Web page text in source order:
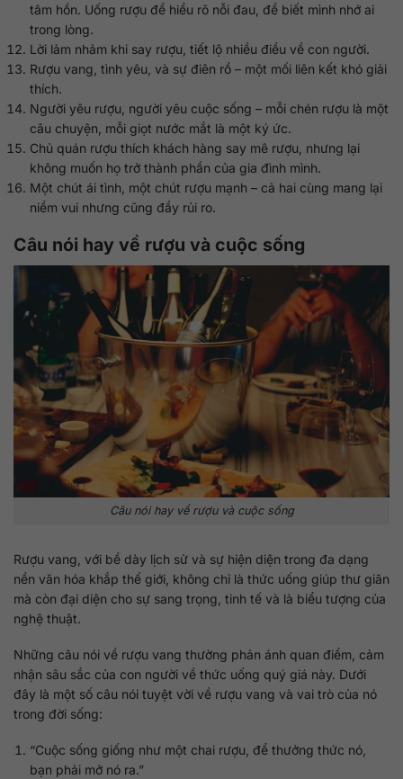
tâm hồn. Uống rượu để hiểu rõ nỗi đau, để biết mình nhớ ai
trong lòng.
Lời lảm nhảm khi say rượu, tiết lộ nhiều điều về con người.
Rượu vang, tình yêu, và sự điên rồ – một mối liên kết khó giải
thích.
Người yêu rượu, người yêu cuộc sống – mỗi chén rượu là một
câu chuyện, mỗi giọt nước mắt là một ký ức.
Chủ quán rượu thích khách hàng say mê rượu, nhưng lại
không muốn họ trở thành phần của gia đình mình.
Một chút ái tình, một chút rượu mạnh – cả hai cùng mang lại
niềm vui nhưng cũng đầy rủi ro.
Câu nói hay về rượu và cuộc sống
Câu nói hay về rượu và cuộc sống
Rượu vang, với bề dày lịch sử và sự hiện diện trong đa dạng
nền văn hóa khắp thế giới, không chỉ là thức uống giúp thư giãn
mà còn đại diện cho sự sang trọng, tinh tế và là biểu tượng của
nghệ thuật.
Những câu nói về rượu vang thường phản ánh quan điểm, cảm
nhận sâu sắc của con người về thức uống quý giá này. Dưới
đây là một số câu nói tuyệt vời về rượu vang và vai trò của nó
trong đời sống:
“Cuộc sống giống như một chai rượu, để thưởng thức nó,
bạn phải mở nó ra.”